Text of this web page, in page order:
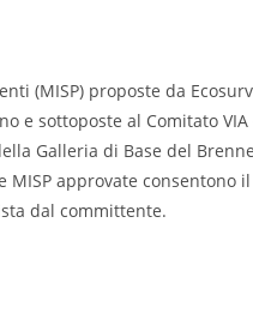
(MISP) proposte da
e sottoposte al Comitato
Galleria di Base del
MISP approvate
dal committente.